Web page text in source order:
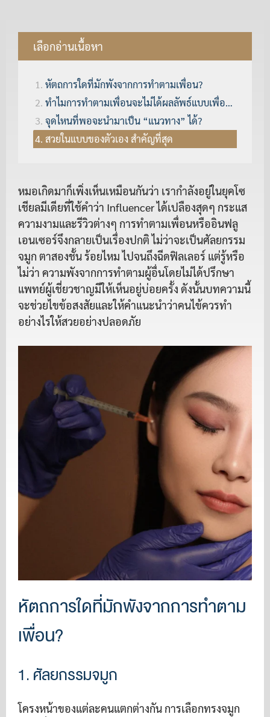
เลือกอ่านเนื้อหา
หัตถการใดที่มักพังจากการทำตามเพื่อน?
ทำไมการทำตามเพื่อนจะไม่ได้ผลลัพธ์แบบเพื่อน?
จุดไหนที่พอจะนำมาเป็น “แนวทาง” ได้?
สวยในแบบของตัวเอง สำคัญที่สุด
หมอเกิดมาก็เพิ่งเห็นเหมือนกันว่า เรากำลังอยู่ในยุคโซ
เชียลมีเดียที่ใช้คำว่า Influencer ได้เปลืองสุดๆ กระแส
ความงามและรีวิวต่างๆ การทำตามเพื่อนหรืออินฟลู
เอนเซอร์จึงกลายเป็นเรื่องปกติ ไม่ว่าจะเป็นศัลยกรรม
จมูก ตาสองชั้น ร้อยไหม ไปจนถึงฉีดฟิลเลอร์ แต่รู้หรือ
ไม่ว่า ความพังจากการทำตามผู้อื่นโดยไม่ได้ปรึกษา
แพทย์ผู้เชี่ยวชาญมีให้เห็นอยู่บ่อยครั้ง ดังนั้นบทความนี้
จะช่วยไขข้อสงสัยและให้คำแนะนำว่าคนไข้ควรทำ
อย่างไรให้สวยอย่างปลอดภัย
หัตถการใดที่มักพังจากการทำตาม
เพื่อน?
1. ศัลยกรรมจมูก
โครงหน้าของแต่ละคนแตกต่างกัน การเลือกทรงจมูก